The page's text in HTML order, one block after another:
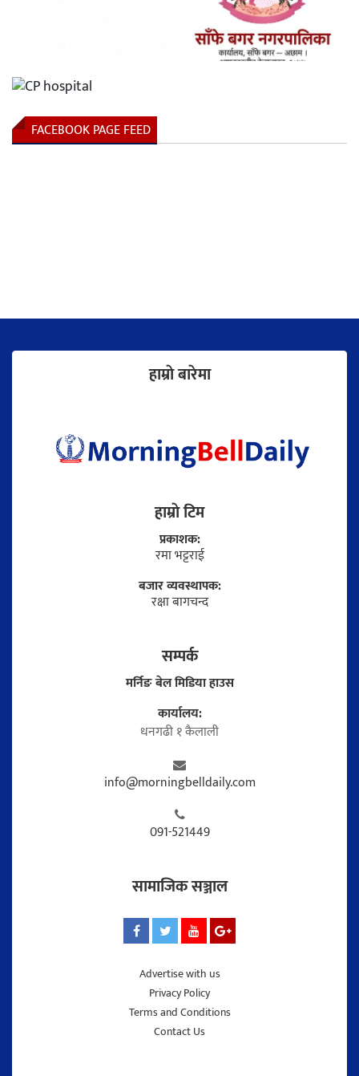
FACEBOOK PAGE FEED
हाम्राे बारेमा
हाम्राे टिम
प्रकाशक:
रमा भट्टराई
बजार व्यवस्थापक:
रक्षा बागचन्द
सम्पर्क
मर्निङ बेल मिडिया हाउस
कार्यालय:
धनगढी १ कैलाली
info@morningbelldaily.com
091-521449
सामाजिक सञ्जाल
Advertise with us
Privacy Policy
Terms and Conditions
Contact Us